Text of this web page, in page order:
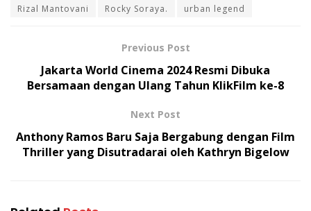
Rizal Mantovani
Rocky Soraya. urban legend
Previous Post
Jakarta World Cinema 2024 Resmi Dibuka
Bersamaan dengan Ulang Tahun KlikFilm ke-8
Next Post
Anthony Ramos Baru Saja Bergabung dengan Film
Thriller yang Disutradarai oleh Kathryn Bigelow